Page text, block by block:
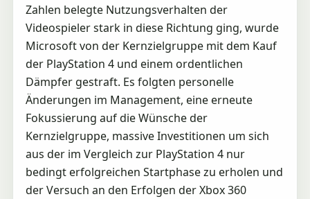
Zahlen belegte Nutzungsverhalten der
Videospieler stark in diese Richtung ging, wurde
Microsoft von der Kernzielgruppe mit dem Kauf
der PlayStation 4 und einem ordentlichen
Dämpfer gestraft. Es folgten personelle
Änderungen im Management, eine erneute
Fokussierung auf die Wünsche der
Kernzielgruppe, massive Investitionen um sich
aus der im Vergleich zur PlayStation 4 nur
bedingt erfolgreichen Startphase zu erholen und
der Versuch an den Erfolgen der Xbox 360